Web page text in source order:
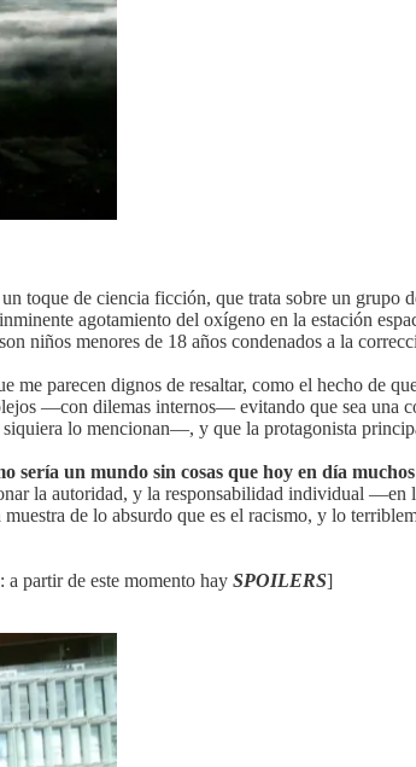
toque de ciencia ficción, que trata sobre un grupo
agotamiento del oxígeno en la estación
niños menores de 18 años condenados a la
parecen dignos de resaltar, como el hecho de
—con dilemas internos— evitando que sea una
lo mencionan—, y que la protagonista
sería un mundo sin cosas que hoy en día
la autoridad, y la responsabilidad individual —en
de lo absurdo que es el racismo, y lo
a partir de este momento hay SPOILERS]